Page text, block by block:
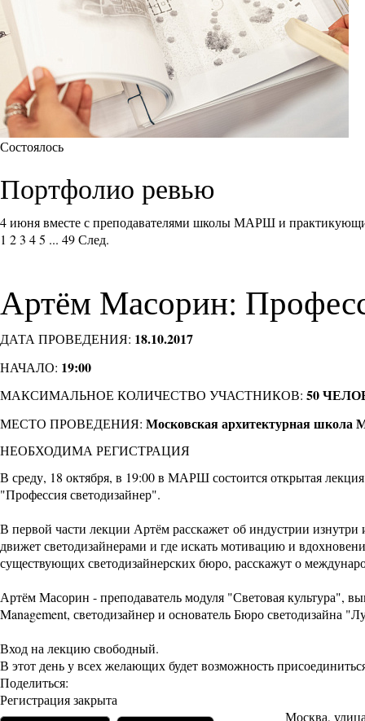
Состоялось
Портфолио ревью
4 июня вместе с преподавателями школы МАРШ и
1 23 45 ... 49След.
Артём Масорин:
ДАТА ПРОВЕДЕНИЯ: 18.10.2017
НАЧАЛО: 19:00
МАКСИМАЛЬНОЕ КОЛИЧЕСТВО УЧАСТНИКОВ: 50
МЕСТО ПРОВЕДЕНИЯ: Московская архитектурная
НЕОБХОДИМА РЕГИСТРАЦИЯ
В среду, 18 октября, в 19:00 в МАРШ состоится открытая
"Профессия светодизайнер".
В первой части лекции Артём расскажет об индустрии
движет светодизайнерами и где искать мотивацию и
существующих светодизайнерских бюро, расскажут о
Артём Масорин - преподаватель модуля "Световая культура",
Management, светодизайнер и основатель Бюро светодизайна
Вход на лекцию свободный.
В этот день у всех желающих будет возможность
Поделиться:
Регистрация закрыта
Москва,